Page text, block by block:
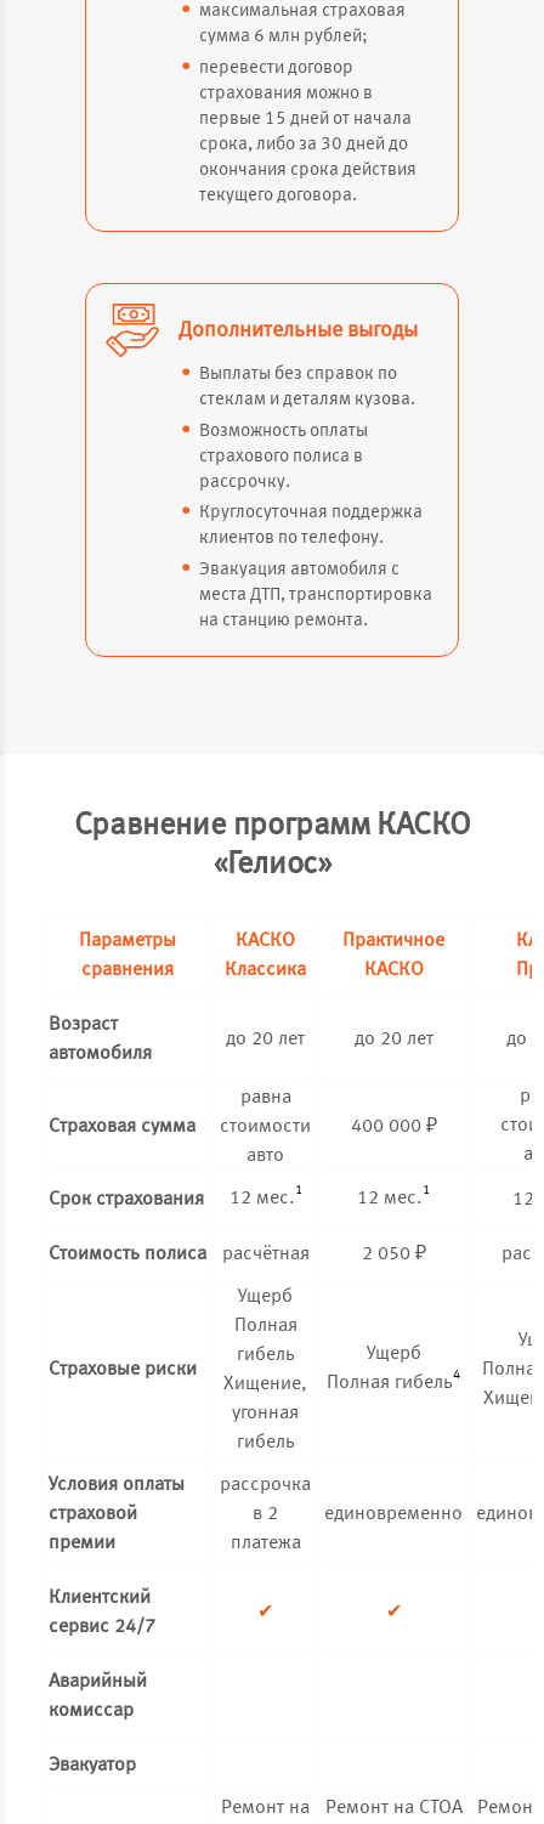
максимальная страховая
сумма 6 млн рублей;
перевести договор
страхования можно в
первые 15 дней от начала
срока, либо за 30 дней до
окончания срока действия
текущего договора.
Дополнительные выгоды
Выплаты без справок по
стеклам и деталям кузова.
Возможность оплаты
страхового полиса в
рассрочку.
Круглосуточная поддержка
клиентов по телефону.
Эвакуация автомобиля с
места ДТП, транспортировка
на станцию ремонта.
Сравнение программ КАСКО
«Гелиос»
Параметры
сравнения
КАСКО
Классика
Практичное
КАСКО
Возраст
автомобиля
до 20 лет до 20 лет до
Страховая сумма
равна
стоимости
авто
400 000 ₽
Срок страхования 12 мес.1 12 мес.1 12
Стоимость полиса расчётная 2 050 ₽
Страховые риски
Ущерб
Полная
гибель
Хищение,
угонная
гибель
Ущерб
Полная гибель4
Условия оплаты
страховой
премии
рассрочка
в 2
платежа
единовременно
Клиентский
сервис 24/7
✔ ✔
Аварийный
комиссар
Эвакуатор
Ремонт на Ремонт на СТОА